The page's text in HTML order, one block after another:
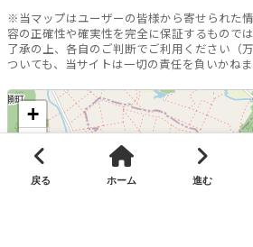
※当マップはユーザーの皆様から寄せられた
容の正確性や確実性を完全に保証するもので
了承の上、各自のご判断でご利用ください（
ついても、当サイトは一切の責任を負いかねま
+
−